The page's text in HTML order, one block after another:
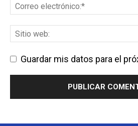
Guardar mis datos para el